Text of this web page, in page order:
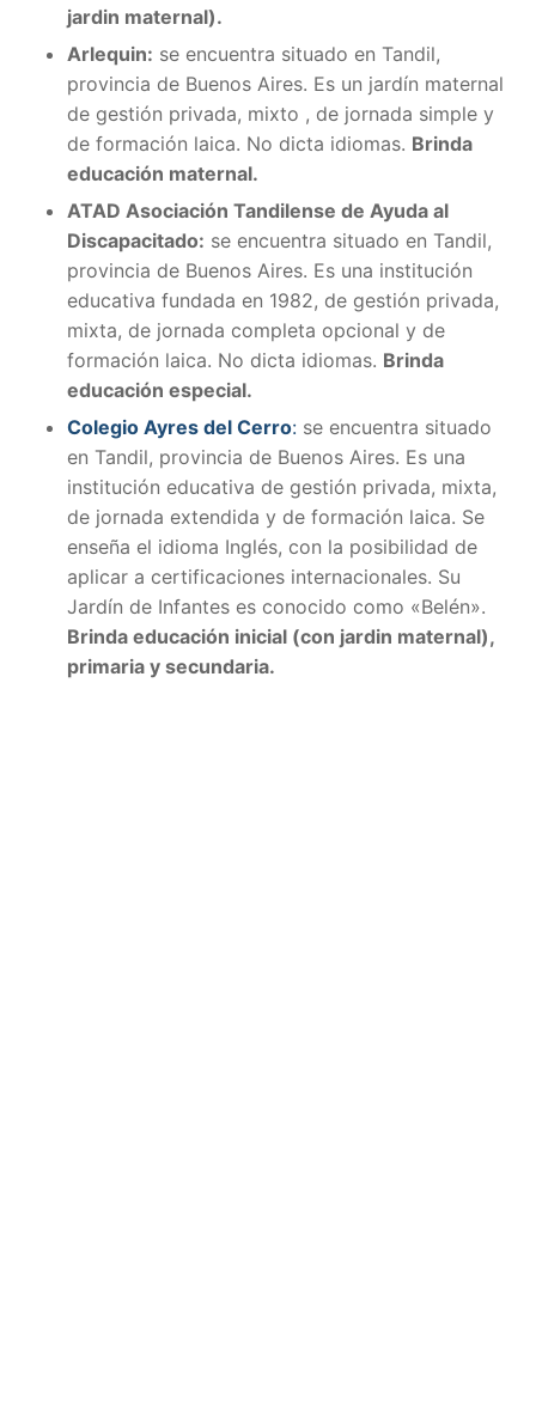
jardin maternal).
Arlequin: se encuentra situado en Tandil,
provincia de Buenos Aires. Es un jardín maternal
de gestión privada, mixto , de jornada simple y
de formación laica. No dicta idiomas. Brinda
educación maternal.
ATAD Asociación Tandilense de Ayuda al
Discapacitado: se encuentra situado en Tandil,
provincia de Buenos Aires. Es una institución
educativa fundada en 1982, de gestión privada,
mixta, de jornada completa opcional y de
formación laica. No dicta idiomas. Brinda
educación especial.
Colegio Ayres del Cerro: se encuentra situado
en Tandil, provincia de Buenos Aires. Es una
institución educativa de gestión privada, mixta,
de jornada extendida y de formación laica. Se
enseña el idioma Inglés, con la posibilidad de
aplicar a certificaciones internacionales. Su
Jardín de Infantes es conocido como «Belén».
Brinda educación inicial (con jardin maternal),
primaria y secundaria.